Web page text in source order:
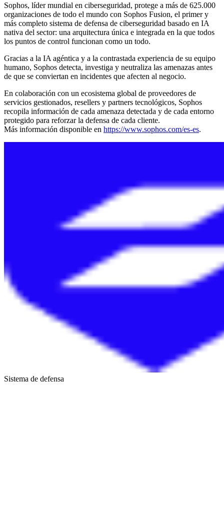
Sophos, líder mundial en ciberseguridad, protege a más de 625.000
organizaciones de todo el mundo con Sophos Fusion, el primer y
más completo sistema de defensa de ciberseguridad basado en IA
nativa del sector: una arquitectura única e integrada en la que todos
los puntos de control funcionan como un todo.
Gracias a la IA agéntica y a la contrastada experiencia de su equipo
humano, Sophos detecta, investiga y neutraliza las amenazas antes
de que se conviertan en incidentes que afecten al negocio.
En colaboración con un ecosistema global de proveedores de
servicios gestionados, resellers y partners tecnológicos, Sophos
recopila información de cada amenaza detectada y de cada entorno
protegido para reforzar la defensa de cada cliente.
Más información disponible en https://www.sophos.com/es-es.
Sistema de defensa